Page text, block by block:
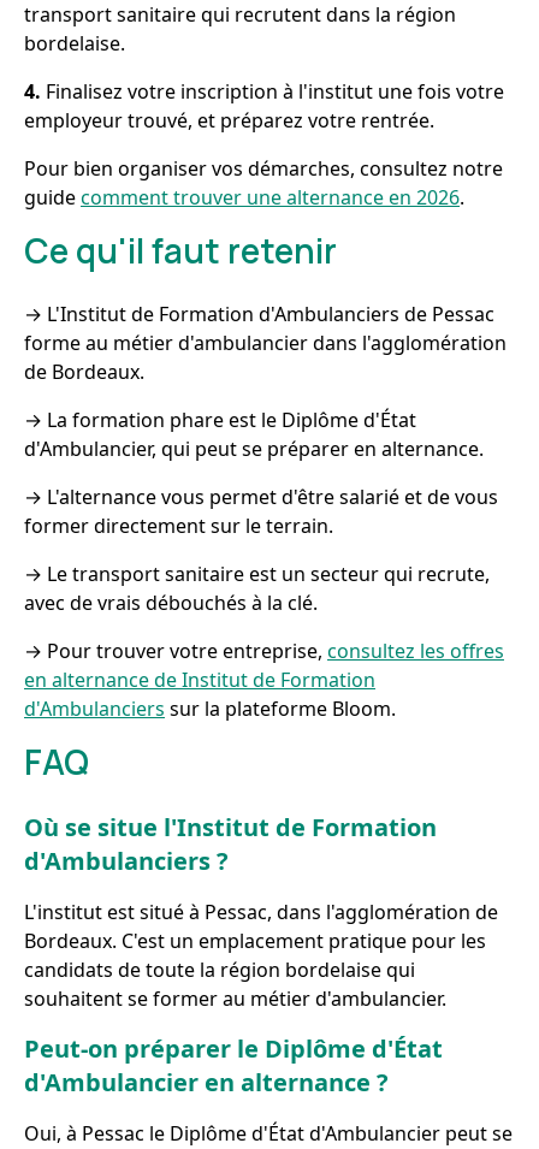
transport sanitaire qui recrutent dans la région
bordelaise.
4. Finalisez votre inscription à l'institut une fois votre
employeur trouvé, et préparez votre rentrée.
Pour bien organiser vos démarches, consultez notre
guidecomment trouver une alternance en 2026.
Ce qu'il faut retenir
→ L'Institut de Formation d'Ambulanciers de Pessac
forme au métier d'ambulancier dans l'agglomération
de Bordeaux.
→ La formation phare est le Diplôme d'État
d'Ambulancier, qui peut se préparer en alternance.
→ L'alternance vous permet d'être salarié et de vous
former directement sur le terrain.
→ Le transport sanitaire est un secteur qui recrute,
avec de vrais débouchés à la clé.
→ Pour trouver votre entreprise, consultez les offres
en alternance de Institut de Formation
d'Ambulanciers sur la plateforme Bloom.
FAQ
Où se situe l'Institut de Formation
d'Ambulanciers ?
L'institut est situé à Pessac, dans l'agglomération de
Bordeaux. C'est un emplacement pratique pour les
candidats de toute la région bordelaise qui
souhaitent se former au métier d'ambulancier.
Peut-on préparer le Diplôme d'État
d'Ambulancier en alternance ?
Oui, à Pessac le Diplôme d'État d'Ambulancier peut se